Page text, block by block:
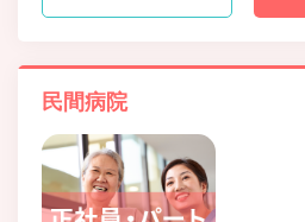
民間病院